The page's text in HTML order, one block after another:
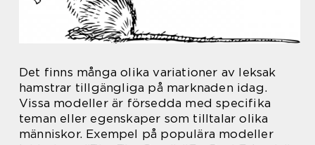
Det finns många olika variationer av leksak
hamstrar tillgängliga på marknaden idag.
Vissa modeller är försedda med specifika
teman eller egenskaper som tilltalar olika
människor. Exempel på populära modeller